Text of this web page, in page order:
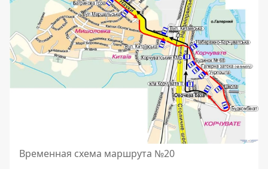
Временная схема маршрута №20